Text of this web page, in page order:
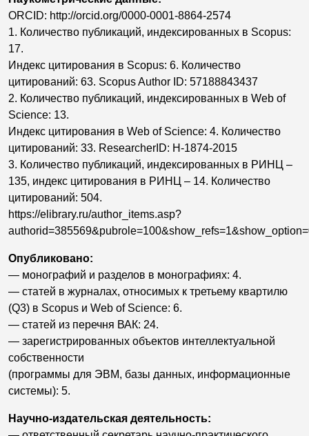
ORCID: http://orcid.org/0000-0001-8864-2574
1. Количество публикаций, индексированных в Scopus:
17.
Индекс цитирования в Scopus: 6. Количество
цитирований: 63. Scopus Author ID: 57188843437
2. Количество публикаций, индексированных в Web of
Science: 13.
Индекс цитирования в Web of Science: 4. Количество
цитирований: 33. ResearcherID: H-1874-2015
3. Количество публикаций, индексированных в РИНЦ –
135, индекс цитирования в РИНЦ – 14. Количество
цитирований: 504.
https://elibrary.ru/author_items.asp?
Опубликовано:
— монографий и разделов в монографиях: 4.
— статей в журналах, относимых к третьему квартилю
(Q3) в Scopus и Web of Science: 6.
— статей из перечня ВАК: 24.
— зарегистрированных объектов интеллектуальной
собственности
(программы для ЭВМ, базы данных, информационные
системы): 5.
Научно-издательская деятельность: